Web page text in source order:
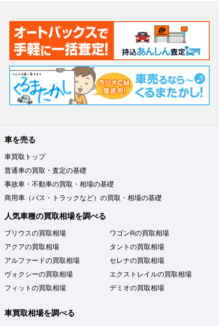
車を売る
車買取トップ
普通車の買取・査定の基礎
事故車・不動車の買取・相場の基礎
商用車（バス・トラックなど）の買取・相場の基礎
人気車種の買取相場を調べる
プリウスの買取相場
アクアの買取相場
アルファードの買取相場
ヴォクシーの買取相場
フィットの買取相場
ワゴンRの買取相場
タントの買取相場
セレナの買取相場
エクストレイルの買取相場
デミオの買取相場
車買取相場を調べる